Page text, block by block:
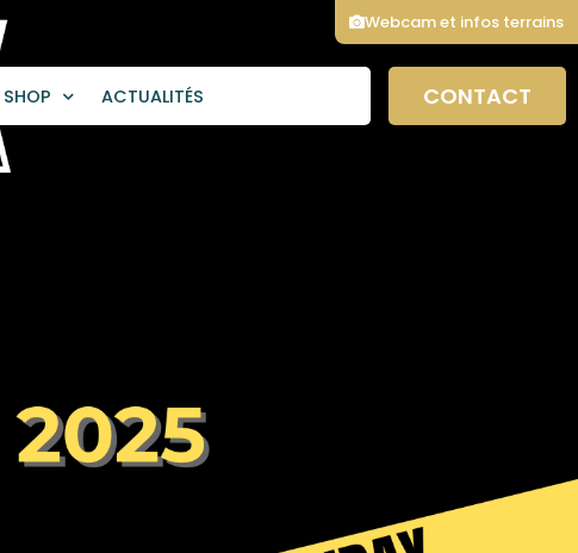
SHOP ACTUALITÉS CONTACT
Webcam et infos terrains